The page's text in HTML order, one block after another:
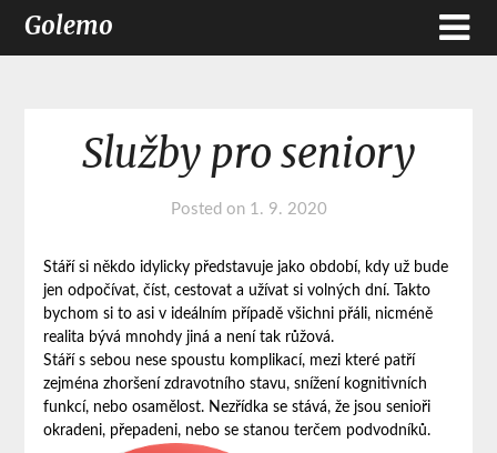
Golemo
Služby pro seniory
Posted on 1. 9. 2020
Stáří si někdo idylicky představuje jako období, kdy už bude
jen odpočívat, číst, cestovat a užívat si volných dní. Takto
bychom si to asi v ideálním případě všichni přáli, nicméně
realita bývá mnohdy jiná a není tak růžová.
Stáří s sebou nese spoustu komplikací, mezi které patří
zejména zhoršení zdravotního stavu, snížení kognitivních
funkcí, nebo osamělost. Nezřídka se stává, že jsou senioři
okradeni, přepadeni, nebo se stanou terčem podvodníků.